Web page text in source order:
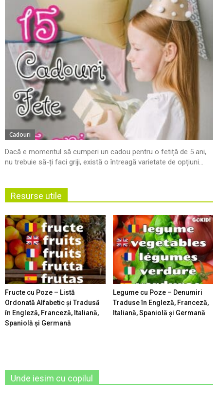
Cadouri
Dacă e momentul să cumperi un cadou pentru o fetiță de 5 ani,
nu trebuie să-ți faci griji, există o întreagă varietate de opțiuni...
Resurse utile
Fructe cu Poze – Listă
Ordonată Alfabetic şi Tradusă
în Engleză, Franceză, Italiană,
Spaniolă şi Germană
Legume cu Poze – Denumiri
Traduse în Engleză, Franceză,
Italiană, Spaniolă şi Germană
Unde iesim cu copilul